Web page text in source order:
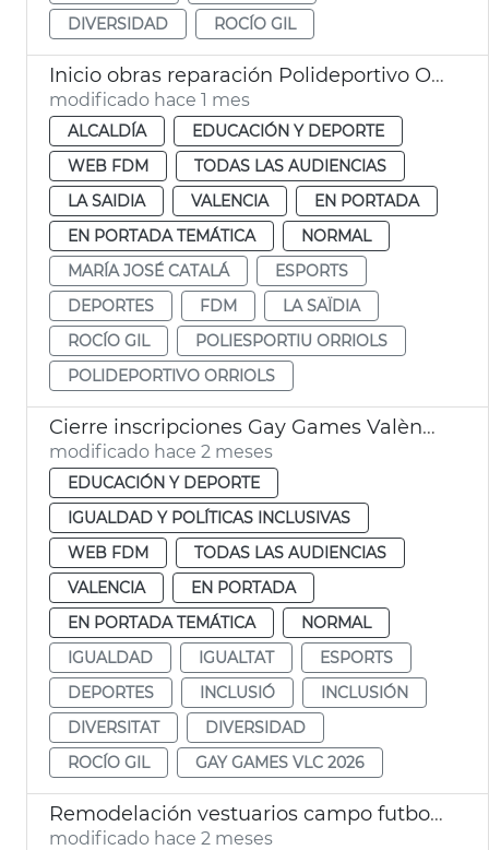
DIVERSIDAD
ROCÍO GIL
Inicio obras reparación Polideportivo Orriols València
modificado hace 1 mes
ALCALDÍA
EDUCACIÓN Y DEPORTE
WEB FDM
TODAS LAS AUDIENCIAS
LA SAIDIA
VALENCIA
EN PORTADA
EN PORTADA TEMÁTICA
NORMAL
MARÍA JOSÉ CATALÁ
ESPORTS
DEPORTES
FDM
LA SAÏDIA
ROCÍO GIL
POLIESPORTIU ORRIOLS
POLIDEPORTIVO ORRIOLS
Cierre inscripciones Gay Games València 2026
modificado hace 2 meses
EDUCACIÓN Y DEPORTE
IGUALDAD Y POLÍTICAS INCLUSIVAS
WEB FDM
TODAS LAS AUDIENCIAS
VALENCIA
EN PORTADA
EN PORTADA TEMÁTICA
NORMAL
IGUALDAD
IGUALTAT
ESPORTS
DEPORTES
INCLUSIÓ
INCLUSIÓN
DIVERSITAT
DIVERSIDAD
ROCÍO GIL
GAY GAMES VLC 2026
Remodelación vestuarios campo futbol la Malva-rosa València
modificado hace 2 meses